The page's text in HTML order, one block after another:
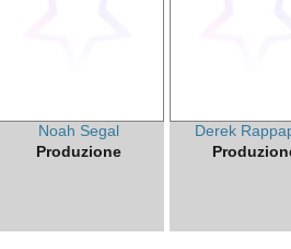
Noah Segal
Produzione
Derek